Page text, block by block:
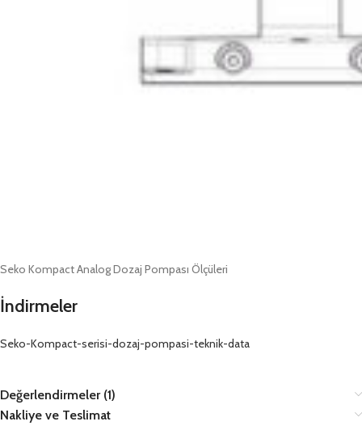
Seko Kompact Analog Dozaj Pompası Ölçüleri
İndirmeler
Seko-Kompact-serisi-dozaj-pompasi-teknik-data
Değerlendirmeler (1)
Nakliye ve Teslimat